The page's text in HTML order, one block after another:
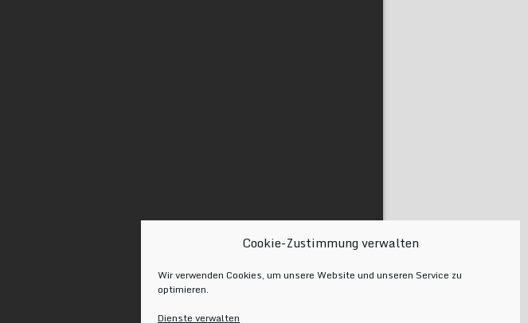
Cookie-Zustimmung verwalten
Wir verwenden Cookies, um unsere Website und unseren Service zu
optimieren.
Dienste verwalten